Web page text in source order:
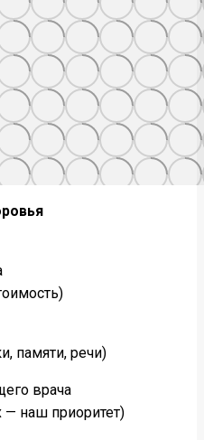
памяти, речи)
врача
наш приоритет)